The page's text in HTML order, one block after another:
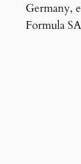
Germany,
Formula